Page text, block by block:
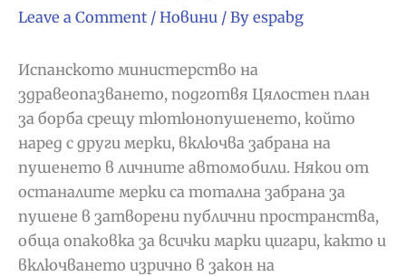
Leave a Comment / Новини / By espabg
Испанското министерство на
здравеопазването, подготвя Цялостен план
за борба срещу тютюнопушенето, който
наред с други мерки, включва забрана на
пушенето в личните автомобили. Някои от
останалите мерки са тотална забрана за
пушене в затворени публични пространства,
обща опаковка за всички марки цигари, както и
включването изрично в закон на